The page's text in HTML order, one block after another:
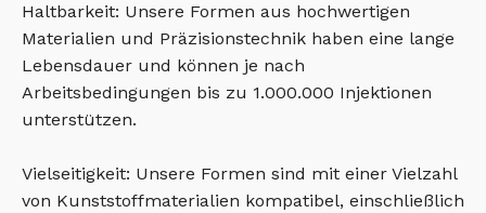
Haltbarkeit: Unsere Formen aus hochwertigen
Materialien und Präzisionstechnik haben eine lange
Lebensdauer und können je nach
Arbeitsbedingungen bis zu 1.000.000 Injektionen
unterstützen.
Vielseitigkeit: Unsere Formen sind mit einer Vielzahl
von Kunststoffmaterialien kompatibel, einschließlich